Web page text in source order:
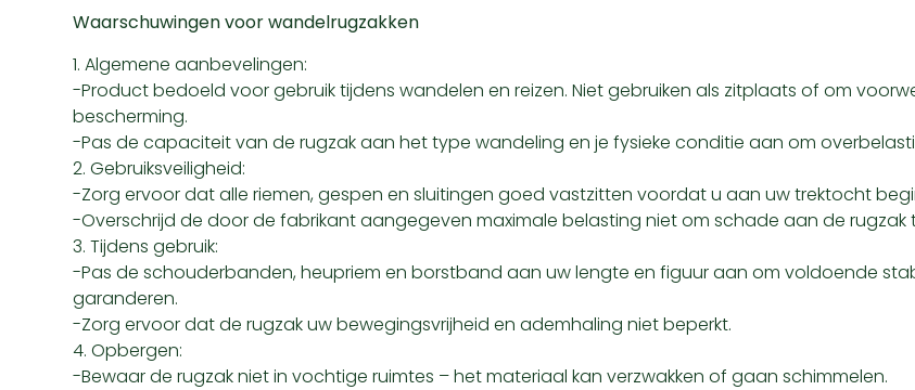
Waarschuwingen voor wandelrugzakken
1. Algemene aanbevelingen:
-Product bedoeld voor gebruik tijdens wandelen en reizen. Niet gebruiken als zitplaats of om
bescherming.
-Pas de capaciteit van de rugzak aan het type wandeling en je fysieke conditie aan om
2. Gebruiksveiligheid:
-Zorg ervoor dat alle riemen, gespen en sluitingen goed vastzitten voordat u aan uw trektocht
-Overschrijd de door de fabrikant aangegeven maximale belasting niet om schade aan de rugzak
3. Tijdens gebruik:
-Pas de schouderbanden, heupriem en borstband aan uw lengte en figuur aan om voldoende
garanderen.
-Zorg ervoor dat de rugzak uw bewegingsvrijheid en ademhaling niet beperkt.
4. Opbergen:
-Bewaar de rugzak niet in vochtige ruimtes – het materiaal kan verzwakken of gaan schimmelen.